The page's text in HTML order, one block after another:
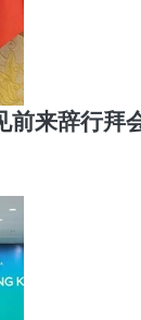
前来辞行拜